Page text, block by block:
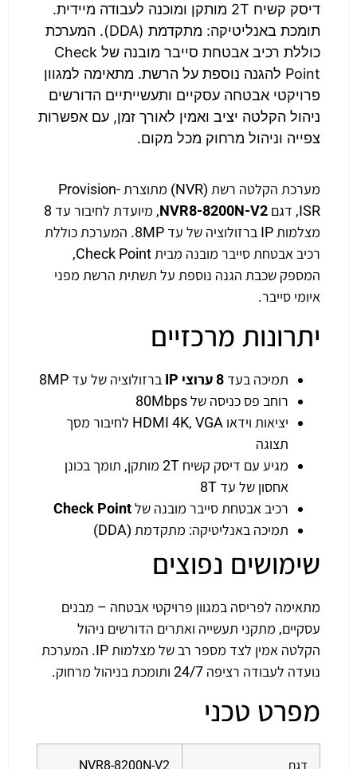
דיסק קשיח 2T מותקן ומוכנה לעבודה מיידית.
תומכת באנליטיקה: מתקדמת (DDA). המערכת
כוללת רכיב אבטחת סייבר מובנה של Check
Point להגנה נוספת על הרשת. מתאימה למגוון
פרויקטי אבטחה עסקיים ותעשייתיים הדורשים
ניהול הקלטה יציב ואמין לאורך זמן, עם אפשרות
צפייה וניהול מרחוק מכל מקום.
מערכת הקלטה רשת (NVR) מתוצרת Provision-
ISR, דגם
NVR8-8200N-V2
, מיועדת לחיבור עד 8
מצלמות IP ברזולוציה של עד 8MP. המערכת כוללת
רכיב אבטחת סייבר מובנה מבית Check Point,
המספק שכבת הגנה נוספת על תשתית הרשת מפני
איומי סייבר.
יתרונות מרכזיים
תמיכה בעד 8 ערוצי IP
ברזולוציה של עד 8MP
רוחב פס כניסה של 80Mbps
יציאות וידאו HDMI 4K, VGA לחיבור מסך
תצוגה
מגיע עם דיסק קשיח 2T מותקן, תומך בכונן
אחסון של עד 8T
רכיב אבטחת סייבר מובנה שלCheck Point
תמיכה באנליטיקה: מתקדמת (DDA)
שימושים נפוצים
מתאימה לפריסה במגוון פרויקטי אבטחה – מבנים
עסקיים, מתקני תעשייה ואתרים הדורשים ניהול
הקלטה אמין לצד מספר רב של מצלמות IP. המערכת
נועדה לעבודה רציפה 24/7 ותומכת בניהול מרחוק.
מפרט טכני
דגם NVR8-8200N-V2